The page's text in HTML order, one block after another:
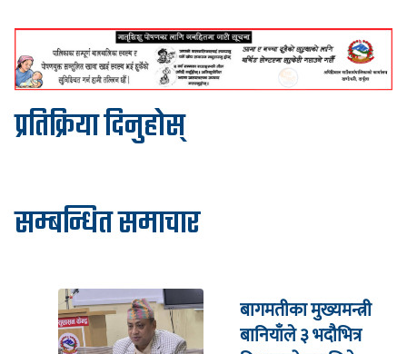
प्रतिक्रिया दिनुहोस्
सम्बन्धित समाचार
बागमतीका मुख्यमन्त्री
बानियाँले ३ भदौभित्र